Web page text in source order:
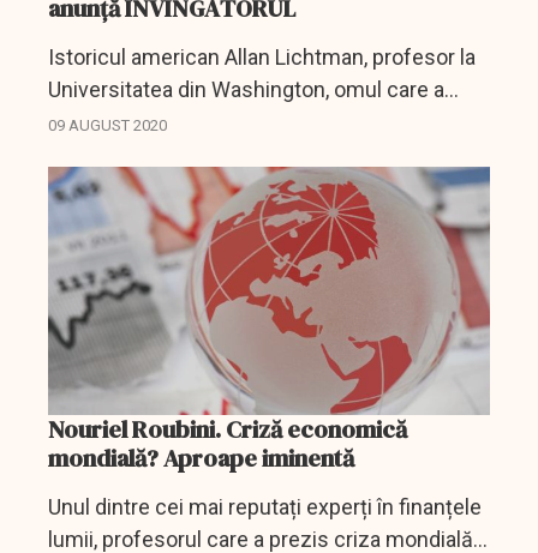
anunță ÎNVINGĂTORUL
Istoricul american Allan Lichtman, profesor la
Universitatea din Washington, omul care a
creat modelul The Keys of the White House și
Statelor Unite,...
09 AUGUST 2020
Nouriel Roubini. Criză economică
mondială? Aproape iminentă
Unul dintre cei mai reputați experți în finanțele
lumii, profesorul care a prezis criza mondială